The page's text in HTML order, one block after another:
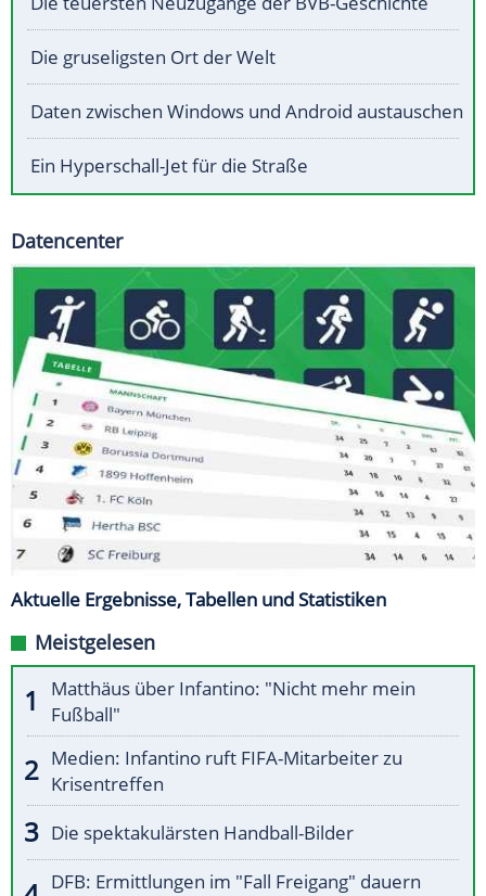
Die gruseligsten Ort der Welt
Daten zwischen Windows und Android austauschen
Ein Hyperschall-Jet für die Straße
Datencenter
Aktuelle Ergebnisse, Tabellen und Statistiken
Meistgelesen
Matthäus über Infantino: "Nicht mehr mein
Fußball"
Medien: Infantino ruft FIFA-Mitarbeiter zu
Krisentreffen
Die spektakulärsten Handball-Bilder
DFB: Ermittlungen im "Fall Freigang" dauern